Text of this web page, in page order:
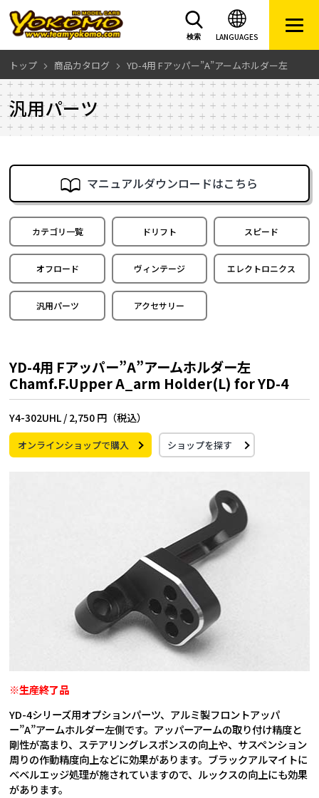
LANGUAGES
検索
トップ 商品カタログ YD-4用 Fアッパー”A”アームホルダー左
汎用パーツ
マニュアルダウンロードはこちら
カテゴリ一覧 ドリフト スピード
オフロード ヴィンテージ エレクトロニクス
汎用パーツ アクセサリー
YD-4用 Fアッパー”A”アームホルダー左
Chamf.F.Upper A_arm Holder(L) for YD-4
Y4-302UHL / 2,750 円（税込）
オンラインショップで購入 ショップを探す
※生産終了品
YD-4シリーズ用オプションパーツ、アルミ製フロントアッパ
ー”A”アームホルダー左側です。アッパーアームの取り付け精度と
剛性が高まり、ステアリングレスポンスの向上や、サスペンション
周りの作動精度向上などに効果があります。ブラックアルマイトに
べベルエッジ処理が施されていますので、ルックスの向上にも効果
があります。